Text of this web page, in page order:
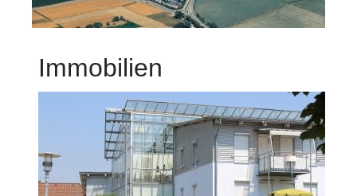
Immobilien